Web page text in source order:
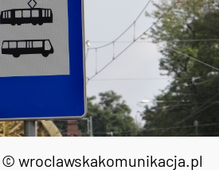
© wroclawskakomunikacja.pl